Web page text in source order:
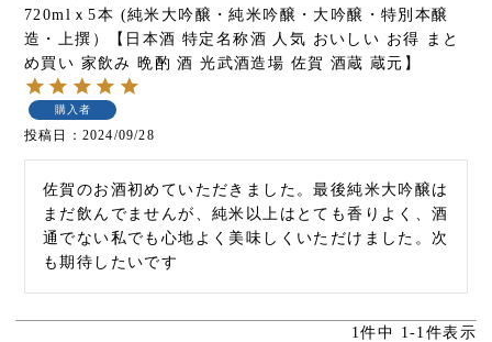
720mlｘ5本 (純米大吟醸・純米吟醸・大吟醸・特別本醸
造・上撰）【日本酒 特定名称酒 人気 おいしい お得 まと
め買い 家飲み 晩酌 酒 光武酒造場 佐賀 酒蔵 蔵元】
購入者
投稿日 2024/09/28
佐賀のお酒初めていただきました。最後純米大吟醸は
まだ飲んでませんが、純米以上はとても香りよく、酒
通でない私でも心地よく美味しくいただけました。次
も期待したいです
1件中 1 -1 件表示